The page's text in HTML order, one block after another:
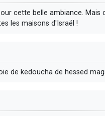
les maisons d'Israël !
de kedoucha de hessed